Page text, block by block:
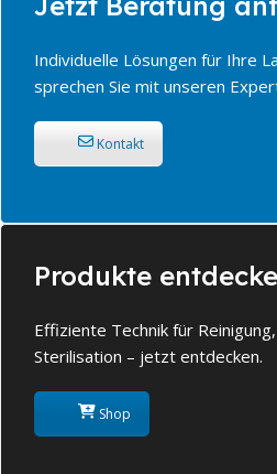
Individuelle Lösungen für Ihre
sprechen Sie mit unseren
Kontakt
Produkte
Effiziente Technik für
Sterilisation – jetzt entdecken.
Shop